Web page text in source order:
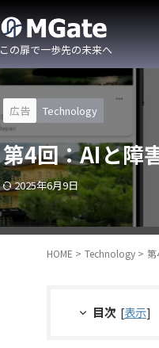
この扉で一歩先の未来へ
広告 Technology
第4回：AIと障
2025年6月9日
HOME > Technology > 第
目次 [表示]